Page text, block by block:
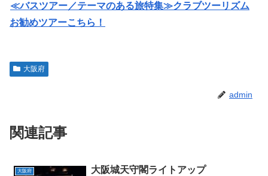
≪バスツアー／テーマのある旅特集≫クラブツーリズム
お勧めツアーこちら！
大阪府
admin
関連記事
大阪府 大阪城天守閣ライトアップ